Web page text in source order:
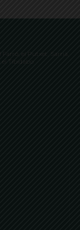
el Putxet, Sarrià,
el Tibidabo